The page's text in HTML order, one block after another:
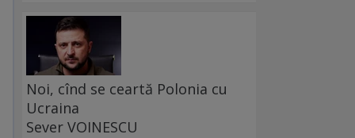
Noi, cînd se ceartă Polonia cu
Ucraina
Sever VOINESCU